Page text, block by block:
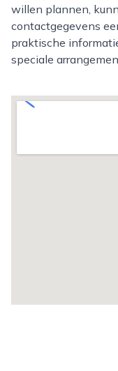
willen plannen,
contactgegevens
praktische
speciale